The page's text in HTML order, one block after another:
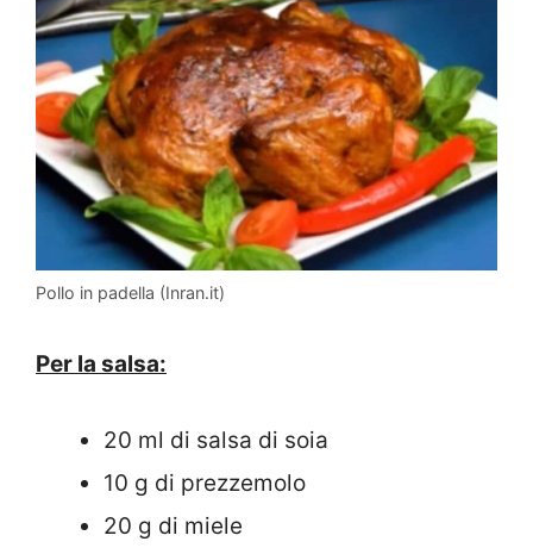
Pollo in padella (Inran.it)
Per la salsa:
20 ml di salsa di soia
10 g di prezzemolo
20 g di miele